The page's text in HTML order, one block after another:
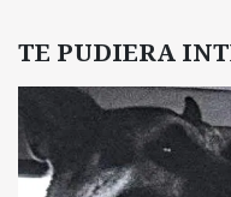
TE PUDIERA